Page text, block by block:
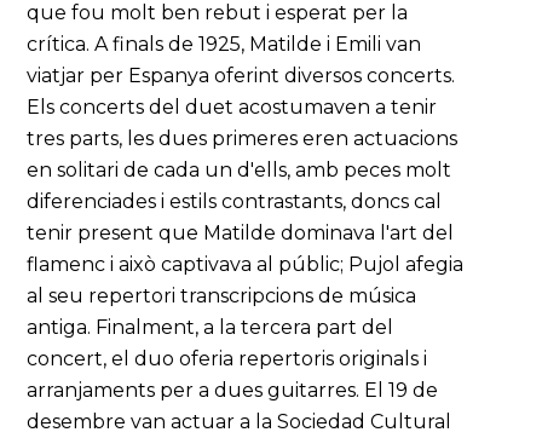
que fou molt ben rebut i esperat per la
crítica. A finals de 1925, Matilde i Emili van
viatjar per Espanya oferint diversos concerts.
Els concerts del duet acostumaven a tenir
tres parts, les dues primeres eren actuacions
en solitari de cada un d'ells, amb peces molt
diferenciades i estils contrastants, doncs cal
tenir present que Matilde dominava l'art del
flamenc i això captivava al públic; Pujol afegia
al seu repertori transcripcions de música
antiga. Finalment, a la tercera part del
concert, el duo oferia repertoris originals i
arranjaments per a dues guitarres. El 19 de
desembre van actuar a la Sociedad Cultural